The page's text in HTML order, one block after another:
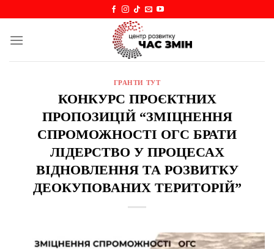
content
ГРАНТИ ТУТ
КОНКУРС ПРОЄКТНИХ
ПРОПОЗИЦІЙ “ЗМІЦНЕННЯ
СПРОМОЖНОСТІ ОГС БРАТИ
ЛІДЕРСТВО У ПРОЦЕСАХ
ВІДНОВЛЕННЯ ТА РОЗВИТКУ
ДЕОКУПОВАНИХ ТЕРИТОРІЙ”